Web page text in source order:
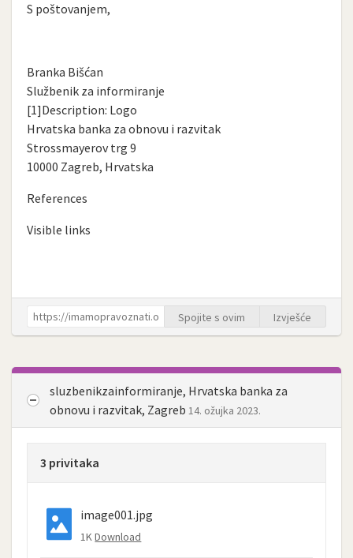
S poštovanjem,
Branka Bišćan
Službenik za informiranje
[1]Description: Logo
Hrvatska banka za obnovu i razvitak
Strossmayerov trg 9
10000 Zagreb, Hrvatska
References
Visible links
Spojite s ovim Izvješće
sluzbenikzainformiranje, Hrvatska banka za
obnovu i razvitak, Zagreb 14. ožujka 2023.
3 privitaka
image001.jpg
1KDownload